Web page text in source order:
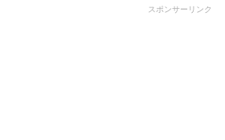
スポンサーリンク